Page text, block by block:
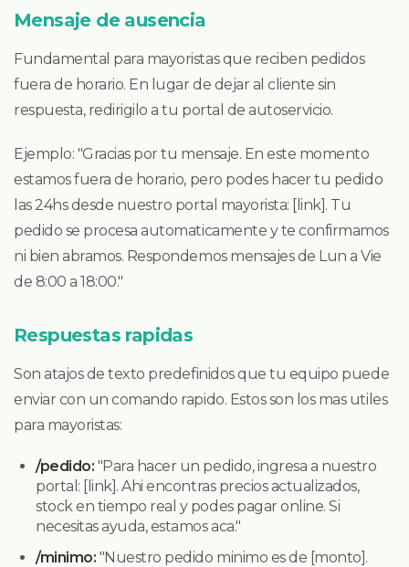
Mensaje de ausencia
Fundamental para mayoristas que reciben pedidos
fuera de horario. En lugar de dejar al cliente sin
respuesta, redirigilo a tu portal de autoservicio.
Ejemplo: "Gracias por tu mensaje. En este momento
estamos fuera de horario, pero podes hacer tu pedido
las 24hs desde nuestro portal mayorista: [link]. Tu
pedido se procesa automaticamente y te confirmamos
ni bien abramos. Respondemos mensajes de Lun a Vie
de 8:00 a 18:00."
Respuestas rapidas
Son atajos de texto predefinidos que tu equipo puede
enviar con un comando rapido. Estos son los mas utiles
para mayoristas:
/pedido: "Para hacer un pedido, ingresa a nuestro
portal: [link]. Ahi encontras precios actualizados,
stock en tiempo real y podes pagar online. Si
necesitas ayuda, estamos aca."
/minimo: "Nuestro pedido minimo es de [monto].